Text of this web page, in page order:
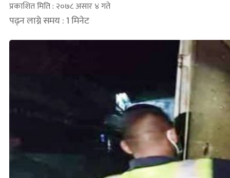
प्रकाशित मिति : २०७८ असार ४ गते
पढ्न लाग्ने समय : 1 मिनेट